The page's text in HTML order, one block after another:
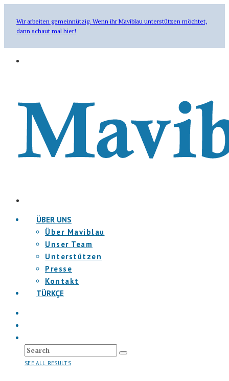
Wir arbeiten gemeinnützig. Wenn ihr Maviblau unterstützen möchtet,
dann schaut mal hier!
ÜBER UNS
Über Maviblau
Unser Team
Unterstützen
Presse
Kontakt
TÜRKÇE
SEE ALL RESULTS